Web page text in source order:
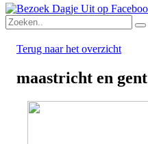
Terug naar het overzicht
maastricht en gent